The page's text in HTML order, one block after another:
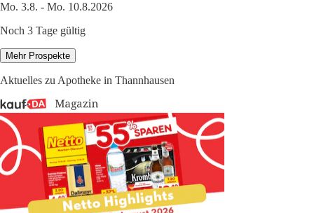
Mo. 3.8. - Mo. 10.8.2026
Noch 3 Tage gültig
Mehr Prospekte
Aktuelles zu Apotheke in Thannhausen